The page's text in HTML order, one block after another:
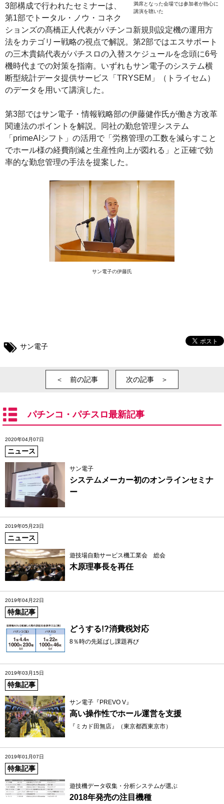
満席となった会場では参加者が熱心に
講演を聴いた
3部構成で行われたセミナーは、
第1部でトータル・ノウ・コネク
ションズの髙橋正人代表がパチンコ新規則設定機の運用方
法をカテゴリー戦略の視点で解説。第2部ではエスサポート
の三木貴鎬代表がパチスロの入替スケジュールを念頭に6号
機時代までの対策を指南。いずれもサン電子のシステム横
断型統計データ提供サービス「TRYSEM」（トライセム）
のデータを用いて講演した。
第3部ではサン電子・情報戦略部の伊藤健作氏が働き方改革
関連法のポイントを解説。同社の勤怠管理システム
「primeAIシフト」の活用で「労務管理の工数を減らすこと
でホール様の経費削減と生産性向上が図れる」と正確で効
率的な勤怠管理の手法を提案した。
サン電子の伊藤氏
サン電子
＜ 前の記事 次の記事 ＞
パチンコ・パチスロ最新記事
2020年04月07日
ニュース
サン電子
システムメーカー初のオンラインセミナ
ー
2019年05月23日
ニュース
遊技場自動サービス機工業会 総会
木原理事長を再任
2019年04月22日
特集記事
どうする!?消費税対応
8％時の先延ばし課題再び
2019年03月15日
特集記事
サン電子『PREVO V』
高い操作性でホール運営を支援
『ミカド田無店』（東京都西東京市）
2019年01月07日
特集記事
遊技機データ収集・分析システムが選ぶ
2018年発売の注目機種